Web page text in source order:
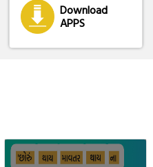
Download
APPS